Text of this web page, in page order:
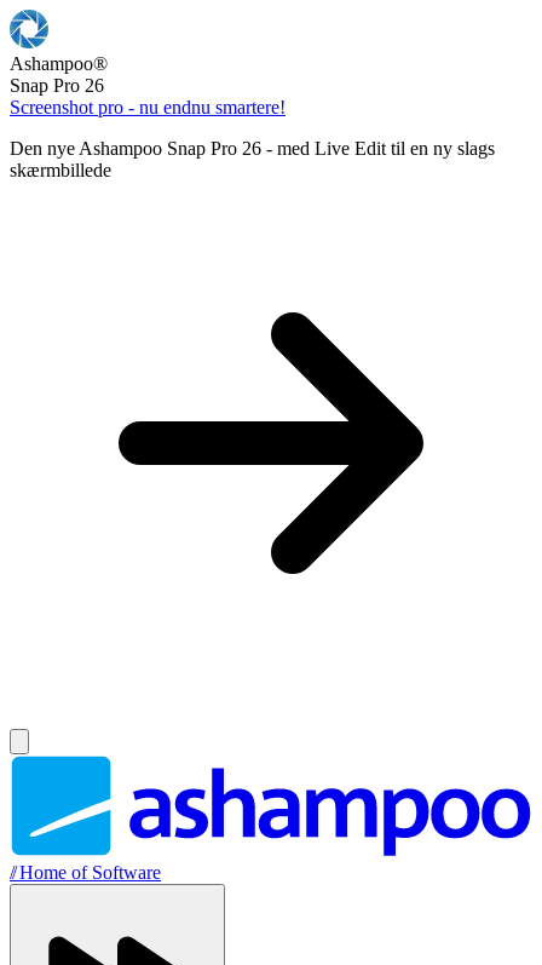
Ashampoo®
Snap Pro 26
Screenshot pro - nu endnu smartere!
Den nye Ashampoo Snap Pro 26 - med Live Edit til en ny slags
skærmbillede
//Home of Software